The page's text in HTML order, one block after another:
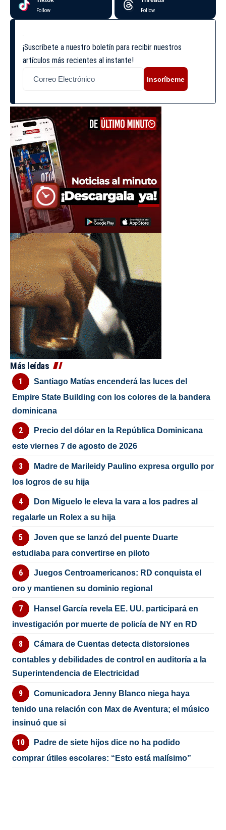
Follow Follow
¡Suscríbete a nuestro boletín para recibir nuestros
artículos más recientes al instante!
Inscríbeme
Más leídas
Santiago Matías encenderá las luces del
Empire State Building con los colores de la bandera
dominicana
Precio del dólar en la República Dominicana
este viernes 7 de agosto de 2026
Madre de Marileidy Paulino expresa orgullo por
los logros de su hija
Don Miguelo le eleva la vara a los padres al
regalarle un Rolex a su hija
Joven que se lanzó del puente Duarte
estudiaba para convertirse en piloto
Juegos Centroamericanos: RD conquista el
oro y mantienen su dominio regional
Hansel García revela EE. UU. participará en
investigación por muerte de policía de NY en RD
Cámara de Cuentas detecta distorsiones
contables y debilidades de control en auditoría a la
Superintendencia de Electricidad
Comunicadora Jenny Blanco niega haya
tenido una relación con Max de Aventura; el músico
insinuó que si
Padre de siete hijos dice no ha podido
comprar útiles escolares: “Esto está malísimo”